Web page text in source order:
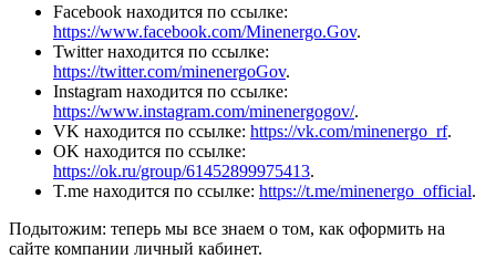
Facebook находится по ссылке:
https://www.facebook.com/Minenergo.Gov.
Twitter находится по ссылке:
https://twitter.com/minenergoGov.
Instagram находится по ссылке:
https://www.instagram.com/minenergogov/.
VK находится по ссылке: https://vk.com/minenergo_rf.
OK находится по ссылке:
https://ok.ru/group/61452899975413.
T.me находится по ссылке: https://t.me/minenergo_official.
Подытожим: теперь мы все знаем о том, как оформить на
сайте компании личный кабинет.